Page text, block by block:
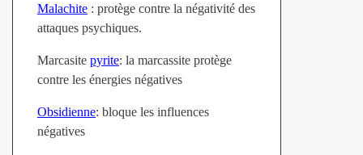
Malachite: protège contre la négativité des
attaques psychiques.
Marcasite pyrite: la marcassite protège
contre les énergies négatives
Obsidienne: bloque les influences
négatives